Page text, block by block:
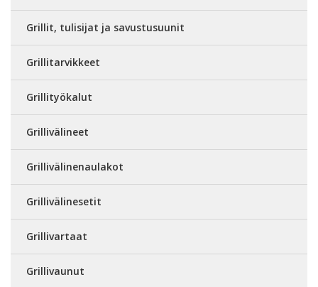
Grillit, tulisijat ja savustusuunit
Grillitarvikkeet
Grillityökalut
Grillivälineet
Grillivälinenaulakot
Grillivälinesetit
Grillivartaat
Grillivaunut